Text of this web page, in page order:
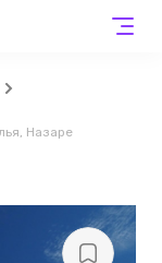
Назаре